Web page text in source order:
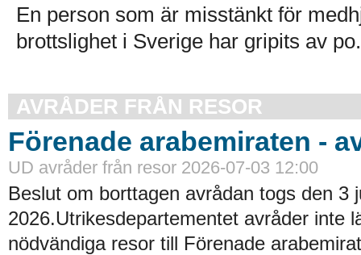
En person som är misstänkt för
brottslighet i Sverige har gripits av
AVRÅDER FRÅN RESOR
Förenade arabemiraten -
UD avråder från resor 2026-07-03 12:00
Beslut om borttagen avrådan togs den 3
2026.Utrikesdepartementet avråder inte
nödvändiga resor till Förenade